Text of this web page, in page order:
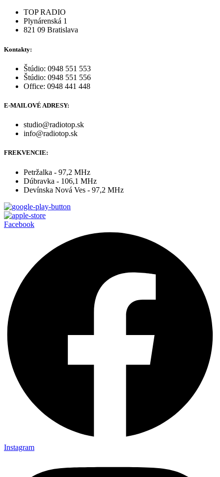
TOP RADIO
Plynárenská 1
821 09 Bratislava
Kontakty:
Štúdio: 0948 551 553
Štúdio: 0948 551 556
Office: 0948 441 448
E-MAILOVÉ ADRESY:
studio@radiotop.sk
info@radiotop.sk
FREKVENCIE:
Petržalka - 97,2 MHz
Dúbravka - 106,1 MHz
Devínska Nová Ves - 97,2 MHz
Facebook
Instagram